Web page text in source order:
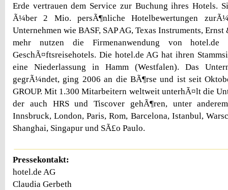
Erde vertrauen dem Service zur Buchung ihres Hotels.
Ã¼ber 2 Mio. persÃ¶nliche Hotelbewertungen
Unternehmen wie BASF, SAP AG, Texas Instruments,
mehr nutzen die Firmenanwendung von
GeschÃ¤ftsreisehotels. Die hotel.de AG hat ihren
eine Niederlassung in Hamm (Westfalen). Das
gegrÃ¼ndet, ging 2006 an die BÃ¶rse und ist seit
GROUP. Mit 1.300 Mitarbeitern weltweit unterhÃ¤lt die
der auch HRS und Tiscover gehÃ¶ren, unter
Innsbruck, London, Paris, Rom, Barcelona, Istanbul,
Shanghai, Singapur und SÃ£o Paulo.
Pressekontakt:
hotel.de AG
Claudia Gerbeth